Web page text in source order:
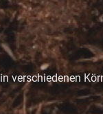
verschiedenen